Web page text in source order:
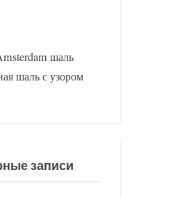
шаль
шаль с узором
записи